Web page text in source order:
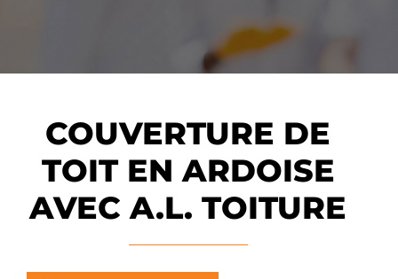
COUVERTURE DE
TOIT EN ARDOISE
AVEC A.L. TOITURE